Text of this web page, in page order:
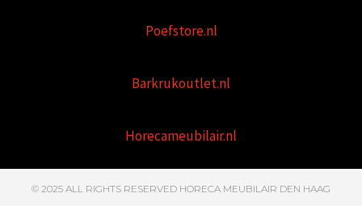
Poefstore.nl
Barkrukoutlet.nl
Horecameubilair.nl
© 2025 ALL RIGHTS RESERVED HORECA MEUBILAIR DEN HAAG